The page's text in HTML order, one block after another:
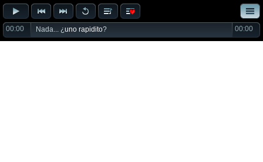
00:00 Nada... ¿uno rapidito? 00:00